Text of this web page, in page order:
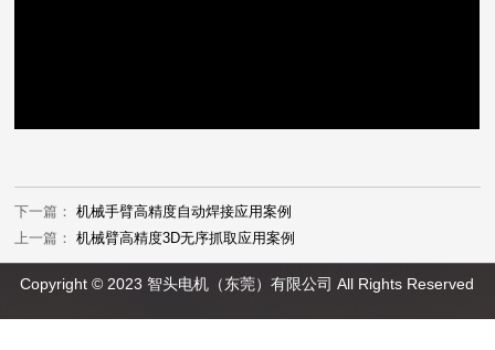
下一篇：机械手臂高精度自动焊接应用案例
上一篇：机械臂高精度3D无序抓取应用案例
Copyright © 2023 智头电机（东莞）有限公司 All Rights Reserved